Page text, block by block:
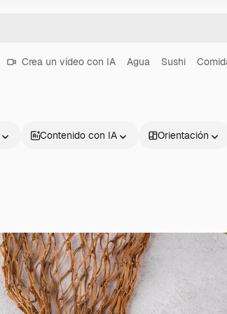
Crea un vídeo con IA Agua Sushi
Contenido con IA Orientación
Productos